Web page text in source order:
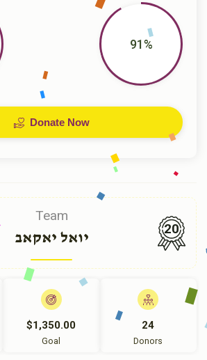
91%
Donate Now
Team
יואל יאקאב
20
$1,350.00
Goal
24
Donors